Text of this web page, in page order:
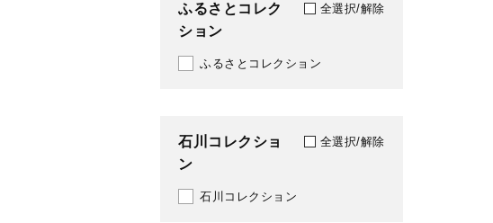
1997
1999
2001
519
611
694
ふるさとコレク
ション
全選択/解除
ふるさとコレクション
石川コレクショ
ン
全選択/解除
石川コレクション